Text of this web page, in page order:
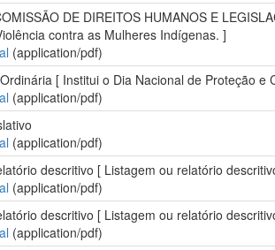
DE DIREITOS HUMANOS E
contra as Mulheres Indígenas. ]
(application/pdf)
[ Institui o Dia Nacional de Proteção
(application/pdf)
(application/pdf)
descritivo [ Listagem ou relatório
(application/pdf)
descritivo [ Listagem ou relatório
(application/pdf)